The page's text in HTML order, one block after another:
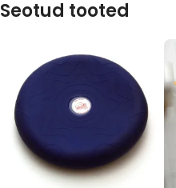
Seotud tooted